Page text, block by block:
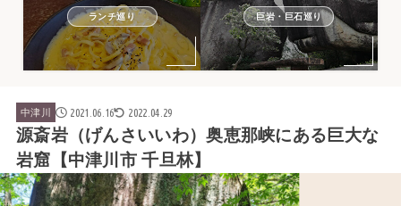
ランチ巡り 巨岩・巨石巡り
中津川 2021.06.16 2022.04.29
源斎岩（げんさいいわ）奥恵那峡にある巨大な
岩窟【中津川市 千旦林】